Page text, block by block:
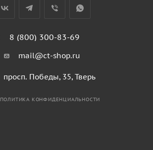
8 (800) 300-83-69
mail@ct-shop.ru
просп. Победы, 35, Тверь
ПОЛИТИКА КОНФИДЕНЦИАЛЬНОСТИ